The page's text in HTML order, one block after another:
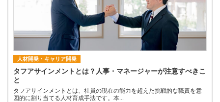
人材開発・キャリア開発
タフアサインメントとは？人事・マネージャーが注意すべきこ
と
タフアサインメントとは、社員の現在の能力を超えた挑戦的な職責を意
図的に割り当てる人材育成手法です。本...